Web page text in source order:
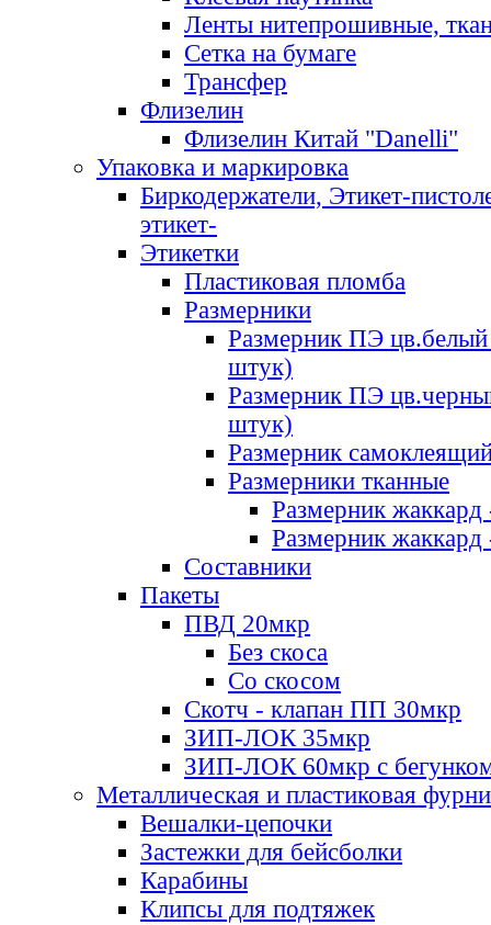
Ленты нитепрошивные,
Сетка на бумаге
Трансфер
Флизелин
Флизелин Китай "Danelli"
Упаковка и маркировка
Биркодержатели, Этикет-
этикет-
Этикетки
Пластиковая пломба
Размерники
Размерник ПЭ цв.белый
штук)
Размерник ПЭ
штук)
Размерник
Размерники тканные
Размерник
Размерник
Составники
Пакеты
ПВД 20мкр
Без скоса
Со скосом
Скотч - клапан ПП 30мкр
ЗИП-ЛОК 35мкр
ЗИП-ЛОК 60мкр с
Металлическая и пластиковая
Вешалки-цепочки
Застежки для бейсболки
Карабины
Клипсы для подтяжек